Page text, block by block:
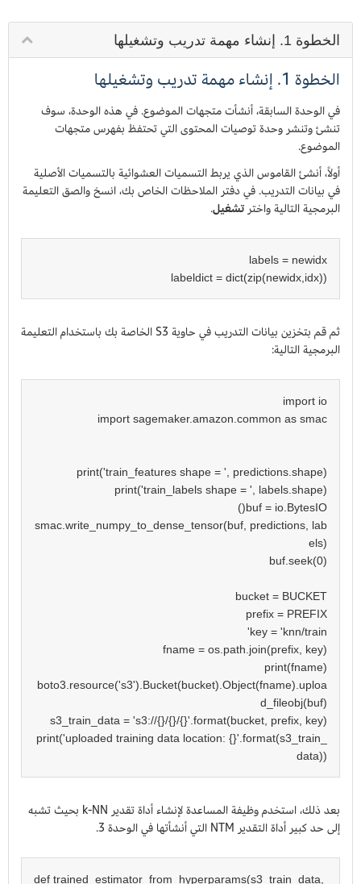
الخطوة 1. إنشاء مهمة تدريب وتشغيلها
الخطوة 1. إنشاء مهمة تدريب وتشغيلها
في الوحدة السابقة، أنشأت متجهات الموضوع. في هذه الوحدة، سوف
تنشئ وتنشر وحدة توصيات المحتوى التي تحتفظ بفهرس متجهات
الموضوع.
أولاً، أنشئ القاموس الذي يربط التسميات العشوائية بالتسميات الأصلية
في بيانات التدريب. في دفتر الملاحظات الخاص بك، انسخ والصق التعليمة
البرمجية التالية واختر تشغيل.
labeldict = dict(zip(newidx,idx))
ثم قم بتخزين بيانات التدريب في حاوية S3 الخاصة بك باستخدام التعليمة
البرمجية التالية:
smac.write_numpy_to_dense_tensor(buf, predictions, lab
boto3.resource('s3').Bucket(bucket).Object(fname).uploa
print('uploaded training data location: {}'.format(s3_train_
data))
بعد ذلك، استخدم وظيفة المساعدة لإنشاء أداة تقدير k-NN بحيث تشبه
إلى حد كبير أداة التقدير NTM التي أنشأتها في الوحدة 3.
def trained_estimator_from_hyperparams(s3_train_data,